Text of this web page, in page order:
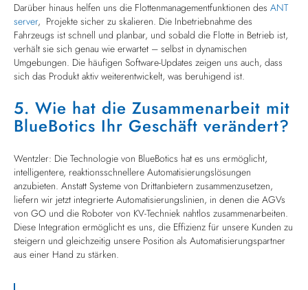
Darüber hinaus helfen uns die Flottenmanagementfunktionen des ANT
server, Projekte sicher zu skalieren. Die Inbetriebnahme des
Fahrzeugs ist schnell und planbar, und sobald die Flotte in Betrieb ist,
verhält sie sich genau wie erwartet – selbst in dynamischen
Umgebungen. Die häufigen Software-Updates zeigen uns auch, dass
sich das Produkt aktiv weiterentwickelt, was beruhigend ist.
5. Wie hat die Zusammenarbeit mit
BlueBotics Ihr Geschäft verändert?
Wentzler: Die Technologie von BlueBotics hat es uns ermöglicht,
intelligentere, reaktionsschnellere Automatisierungslösungen
anzubieten. Anstatt Systeme von Drittanbietern zusammenzusetzen,
liefern wir jetzt integrierte Automatisierungslinien, in denen die AGVs
von GO und die Roboter von KV-Techniek nahtlos zusammenarbeiten.
Diese Integration ermöglicht es uns, die Effizienz für unsere Kunden zu
steigern und gleichzeitig unsere Position als Automatisierungspartner
aus einer Hand zu stärken.